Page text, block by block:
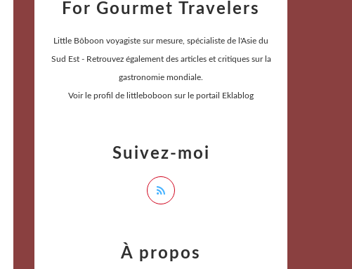
For Gourmet Travelers
Little Bôboon voyagiste sur mesure, spécialiste de l'Asie du
Sud Est - Retrouvez également des articles et critiques sur la
gastronomie mondiale.
Voir le profil de littleboboon sur le portail Eklablog
Suivez-moi
À propos